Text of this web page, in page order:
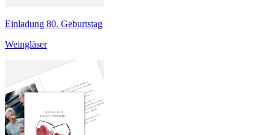
Einladung 80. Geburtstag
Weingläser